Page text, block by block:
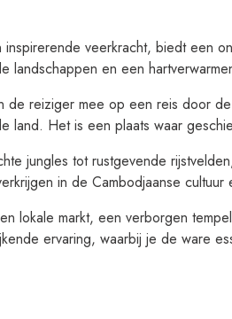
veerkracht, biedt een
en een
de reiziger mee op een reis door
Het is een plaats waar
jungles tot rustgevende
in de Cambodjaanse cultuur
lokale markt, een verborgen
ervaring, waarbij je de ware